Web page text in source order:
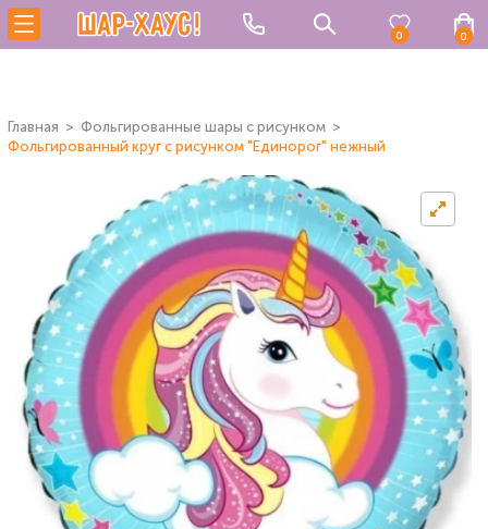
0 0
Главная
Фольгированные шары с рисунком
Фольгированный круг с рисунком "Единорог" нежный